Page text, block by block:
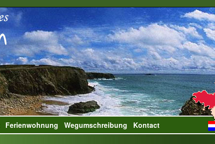
Ferienwohnung Wegumschreibung Kontact